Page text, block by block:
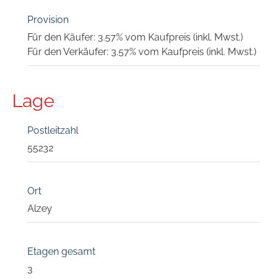
Provision
Für den Käufer: 3.57% vom Kaufpreis (inkl. Mwst.)
Für den Verkäufer: 3.57% vom Kaufpreis (inkl. Mwst.)
Lage
Postleitzahl
55232
Ort
Alzey
Etagen gesamt
3